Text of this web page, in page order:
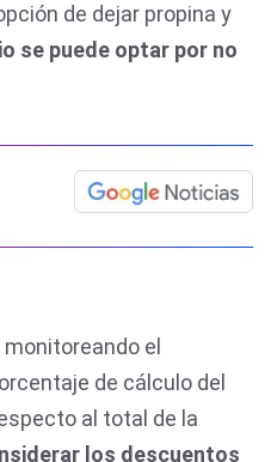
de dejar propina y
se puede optar por no
el
de cálculo del
al total de la
los descuentos